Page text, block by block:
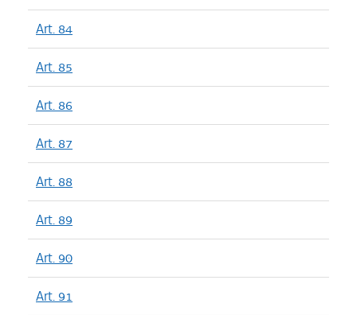
Art. 84
Art. 85
Art. 86
Art. 87
Art. 88
Art. 89
Art. 90
Art. 91